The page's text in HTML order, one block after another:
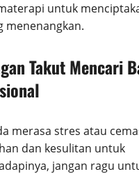
untuk
menenangkan.
Takut Mencari
merasa stres atau
dan kesulitan untuk
jangan ragu